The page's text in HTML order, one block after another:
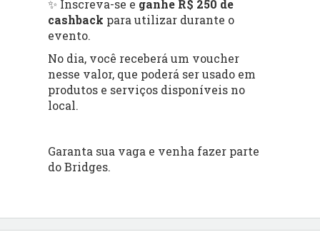
✨ Inscreva-se e ganhe R$ 250 de
cashback para utilizar durante o
evento.
No dia, você receberá um voucher
nesse valor, que poderá ser usado em
produtos e serviços disponíveis no
local.
Garanta sua vaga e venha fazer parte
do Bridges.